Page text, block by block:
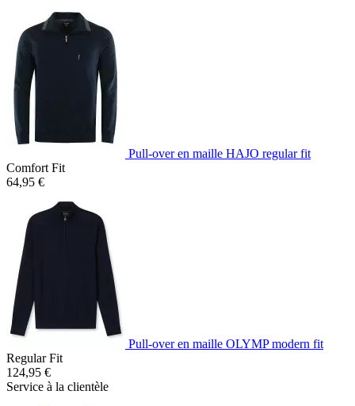
Pull-over en maille HAJO regular fit
Comfort Fit
64,95 €
Pull-over en maille OLYMP modern fit
Regular Fit
124,95 €
Service à la clientèle